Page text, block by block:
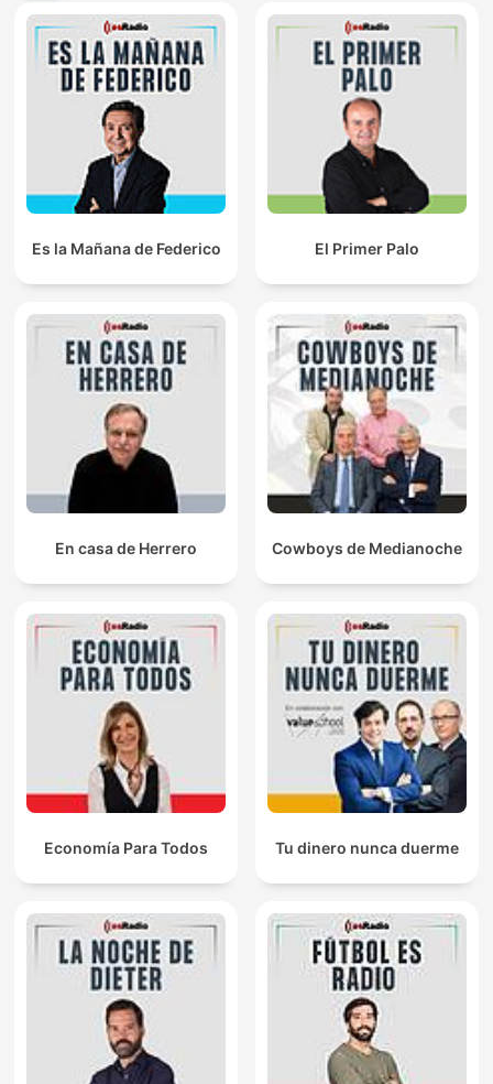
Es la Mañana de Federico El Primer Palo
En casa de Herrero Cowboys de Medianoche
Economía Para Todos Tu dinero nunca duerme